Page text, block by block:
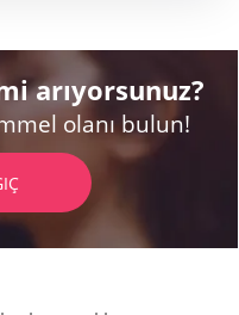
arıyorsunuz?
olanı bulun!